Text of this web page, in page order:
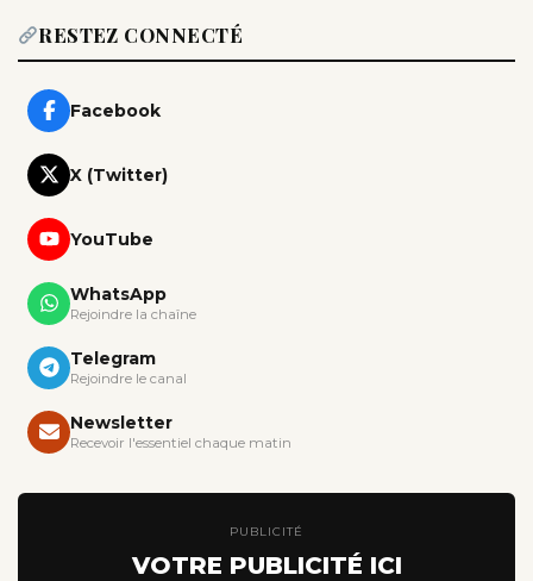
RESTEZ CONNECTÉ
Facebook
X (Twitter)
YouTube
WhatsApp
Rejoindre la chaîne
Telegram
Rejoindre le canal
Newsletter
Recevoir l'essentiel chaque matin
PUBLICITÉ
VOTRE PUBLICITÉ ICI